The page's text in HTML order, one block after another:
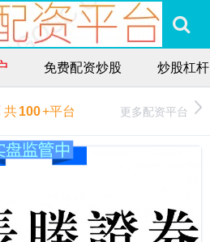
免费配资炒股 炒股杠
共100+平台 更多配资平台